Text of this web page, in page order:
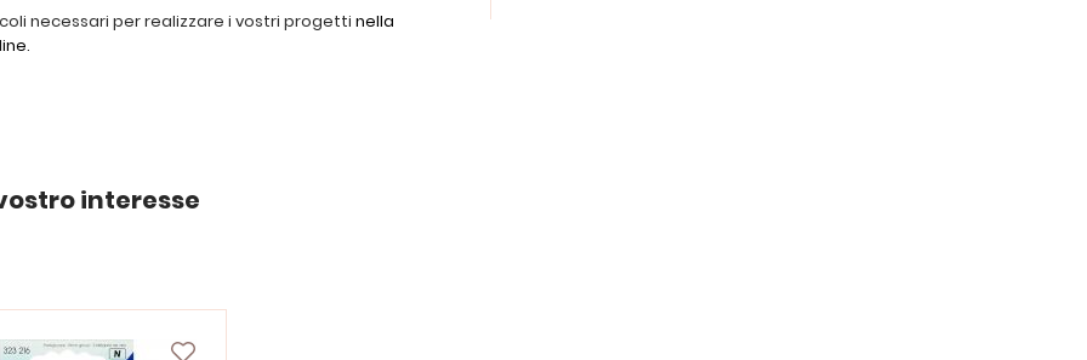
necessari per realizzare i vostri progetti nella
.
interesse